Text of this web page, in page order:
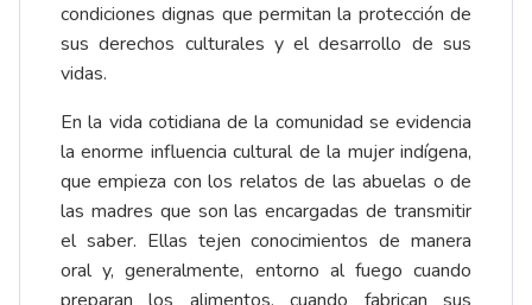
condiciones dignas que permitan la protección de
sus derechos culturales y el desarrollo de sus
vidas.
En la vida cotidiana de la comunidad se eviden­cia
la enorme influencia cultural de la mujer in­dígena,
que empieza con los relatos de las abuelas o de
las madres que son las encargadas de transmitir
el saber. Ellas tejen conocimientos de manera
oral y, generalmente, entorno al fuego cuando